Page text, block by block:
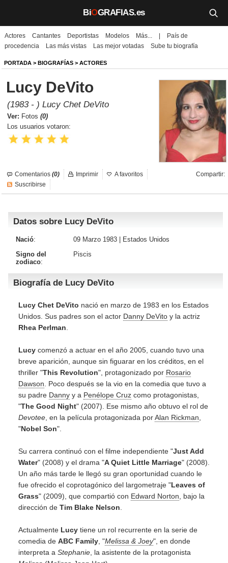
BiOGRAFIAS.es
Biografías
Películas
TV
Música
Un día como hoy
Galerías
Iniciar sesión
Actores Cantantes Deportistas Modelos Más...
País de
procedencia
Las más vistas Las mejor votadas Sube tu biografía
PORTADA > BIOGRAFÍAS > ACTORES
Lucy DeVito
(1983 - ) Lucy Chet DeVito
Ver: Fotos (0)
Los usuarios votaron:
Comentarios (0) Compartir:
Imprimir
A favoritos
Suscribirse
Datos sobre Lucy DeVito
Nació: 09 Marzo 1983 |
Estados Unidos
Signo del
zodiaco:
Piscis
Biografía de Lucy DeVito
Lucy Chet DeVito nació en marzo de 1983 en los Estados
Unidos. Sus padres son el actor Danny DeVito y la actriz
Rhea Perlman
Lucy comenzó a actuar en el año 2005, cuando tuvo una
breve aparición, aunque sin figuarar en los créditos, en el
thriller "This Revolution", protagonizado por Rosario
Dawson . Poco después se la vio en la comedia que tuvo a
su padre Danny y a Penélope Cruz como protagonistas,
"The Good Night" (2007). Ese mismo año obtuvo el rol de
Devotee , en la película protagonizada porAlan Rickman
"Nobel Son".
Su carrera continuó con el filme independiente "Just Add
Water" (2008) y el drama "A Quiet Little Marriage" (2008).
Un año más tarde le llegó su gran oportunidad cuando le
fue ofrecido el coprotagónico del largometraje "Leaves of
Grass" (2009), que compartió con Edward Norton , bajo la
dirección de Tim Blake Nelson
Actualmente Lucy tiene un rol recurrente en la serie de
comedia de ABC Family , "Melissa & Joey", en donde
interpreta a Stephanie , la asistente de la protagonista